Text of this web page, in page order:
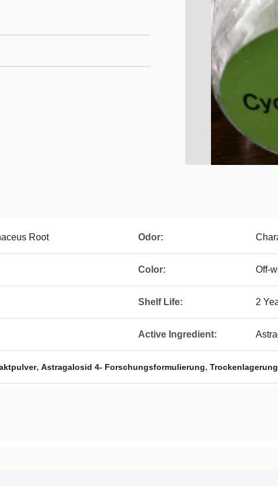
Root Odor:
Color: Off-
Shelf Life: 2
Active Ingredient:
, Astragalosid 4- Forschungsformulierung,